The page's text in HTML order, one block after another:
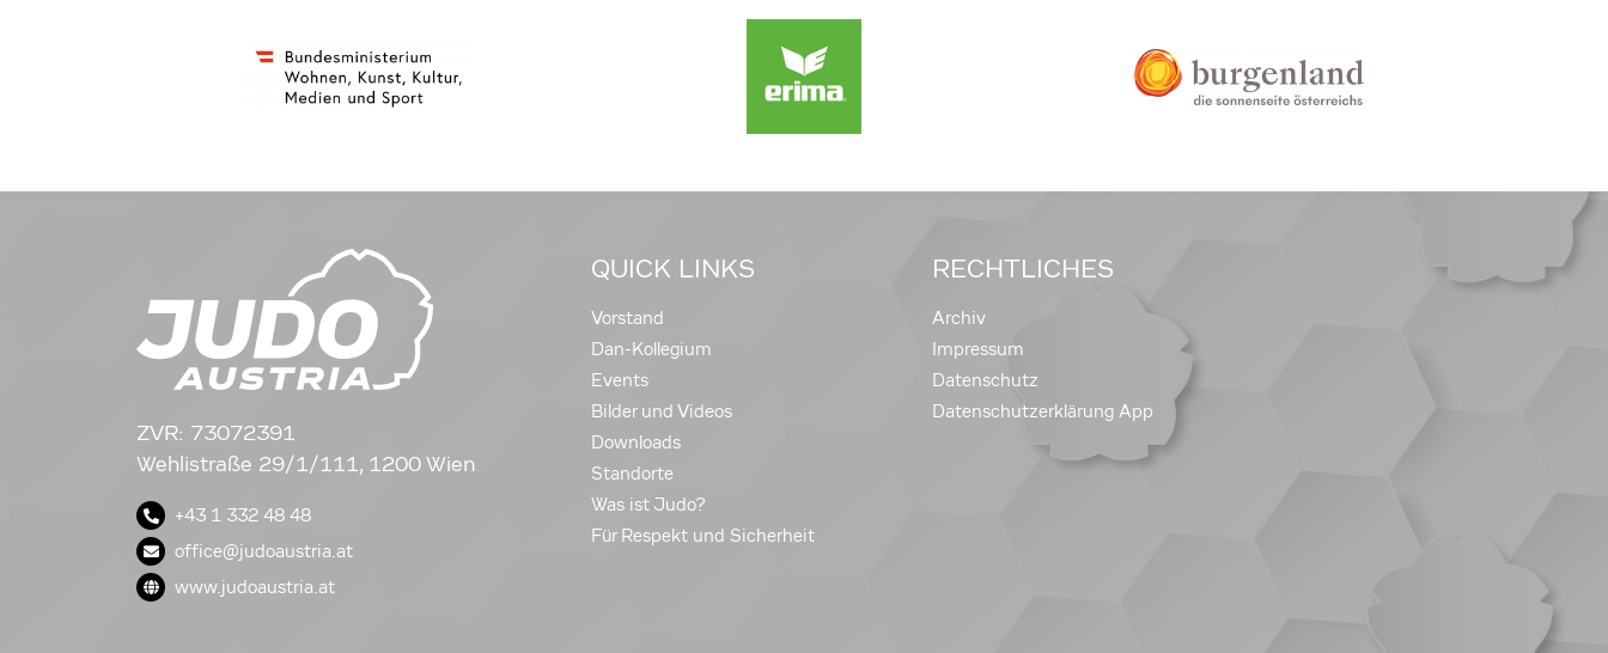
ZVR: 73072391
Wehlistraße 29/1/111, 1200 Wien
+43 1 332 48 48
office@judoaustria.at
www.judoaustria.at
QUICK LINKS
Vorstand
Dan-Kollegium
Events
Bilder und Videos
Downloads
Standorte
Was ist Judo?
Für Respekt und Sicherheit
RECHTLICHES
Archiv
Impressum
Datenschutz
Datenschutzerklärung App